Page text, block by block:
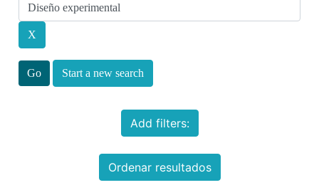
Start a new search
Add filters:
Ordenar resultados